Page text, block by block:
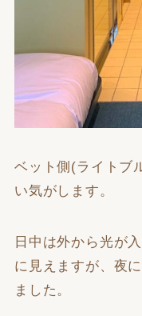
ベット側(ライトブ
い気がします。
日中は外から光が
に見えますが、夜
ました。